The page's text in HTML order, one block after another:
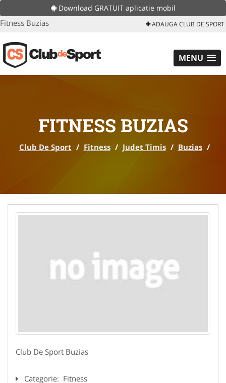
Download GRATUIT aplicatie mobil
Fitness Buzias ADAUGA CLUB DE SPORT
MENU
FITNESS BUZIAS
Club De Sport / Fitness / Judet Timis / Buzias /
Club De Sport Buzias
Categorie: Fitness